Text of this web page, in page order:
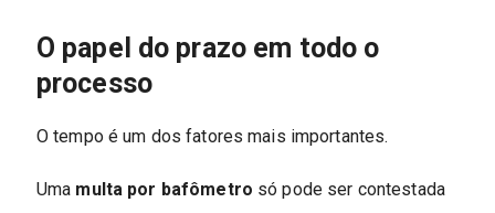
O papel do prazo em todo o
processo
O tempo é um dos fatores mais importantes.
Uma multa por bafômetro só pode ser contestada